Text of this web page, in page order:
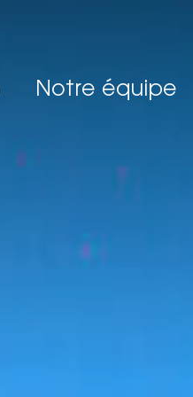
Notre équipe